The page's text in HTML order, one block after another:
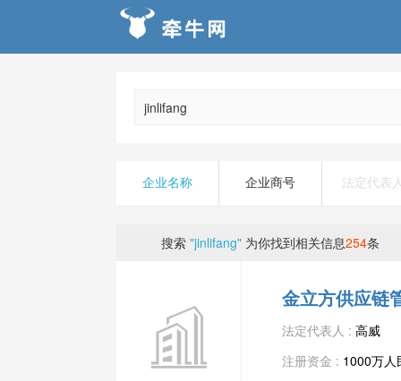
企业名称 企业商号 法定代表
搜索 "jinlifang" 为你找到相关信息254条
金立方供应链
法定代表人 : 高威
注册资金 : 1000万人